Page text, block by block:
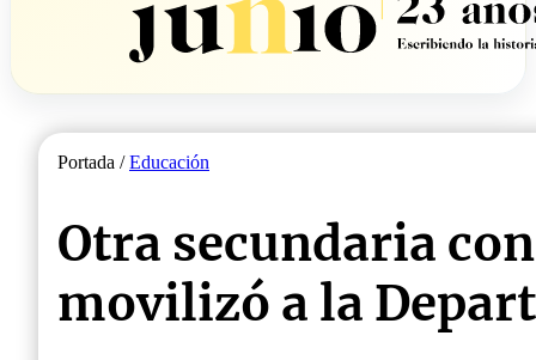
Portada /Educación
Otra secundaria
movilizó a la